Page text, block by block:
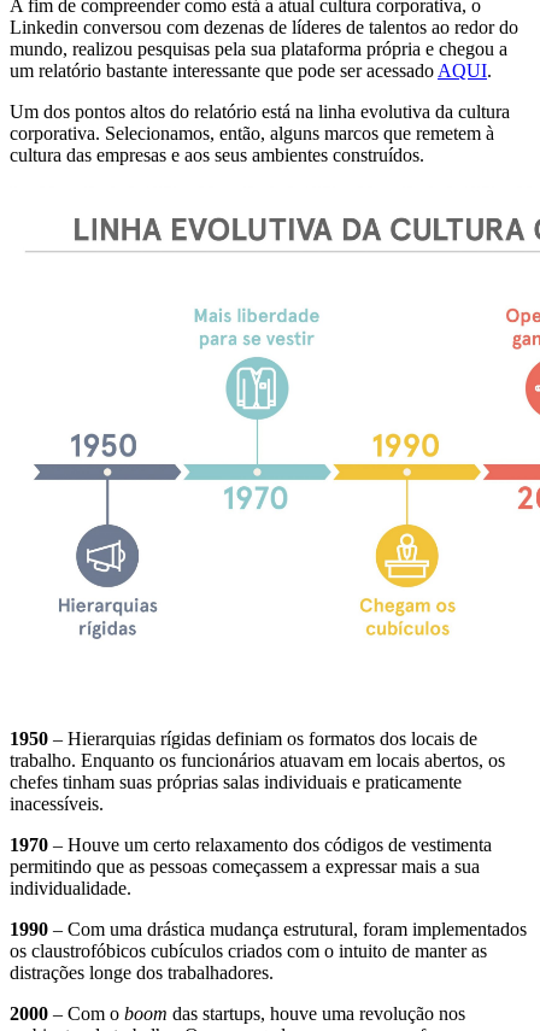
A fim de compreender como está a atual cultura corporativa, o
Linkedin conversou com dezenas de líderes de talentos ao redor do
mundo, realizou pesquisas pela sua plataforma própria e chegou a
um relatório bastante interessante que pode ser acessado AQUI.
Um dos pontos altos do relatório está na linha evolutiva da cultura
corporativa. Selecionamos, então, alguns marcos que remetem à
cultura das empresas e aos seus ambientes construídos.
1950 – Hierarquias rígidas definiam os formatos dos locais de
trabalho. Enquanto os funcionários atuavam em locais abertos, os
chefes tinham suas próprias salas individuais e praticamente
inacessíveis.
1970 – Houve um certo relaxamento dos códigos de vestimenta
permitindo que as pessoas começassem a expressar mais a sua
individualidade.
1990 – Com uma drástica mudança estrutural, foram implementados
os claustrofóbicos cubículos criados com o intuito de manter as
distrações longe dos trabalhadores.
2000 – Com o boom das startups, houve uma revolução nos